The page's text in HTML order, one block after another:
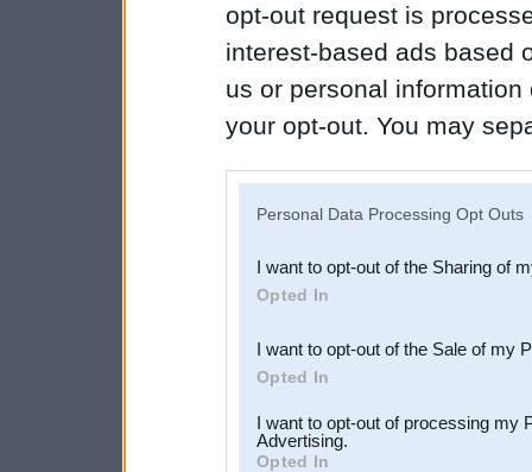
opt-out request is
interest-based ads based
us or personal
your opt-out. You may
Downstream Participants
third parties.
Personal Data Processing Opt Outs
I want to opt-out of the Sharing of
Opted In
I want to opt-out of the Sale of my
Opted In
I want to opt-out of processing my
Advertising.
Opted In